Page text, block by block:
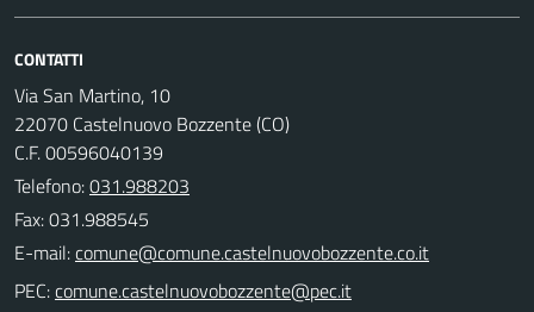
CONTATTI
Via San Martino, 10
22070 Castelnuovo Bozzente (CO)
C.F. 00596040139
Telefono:031.988203
Fax: 031.988545
E-mail:
PEC: